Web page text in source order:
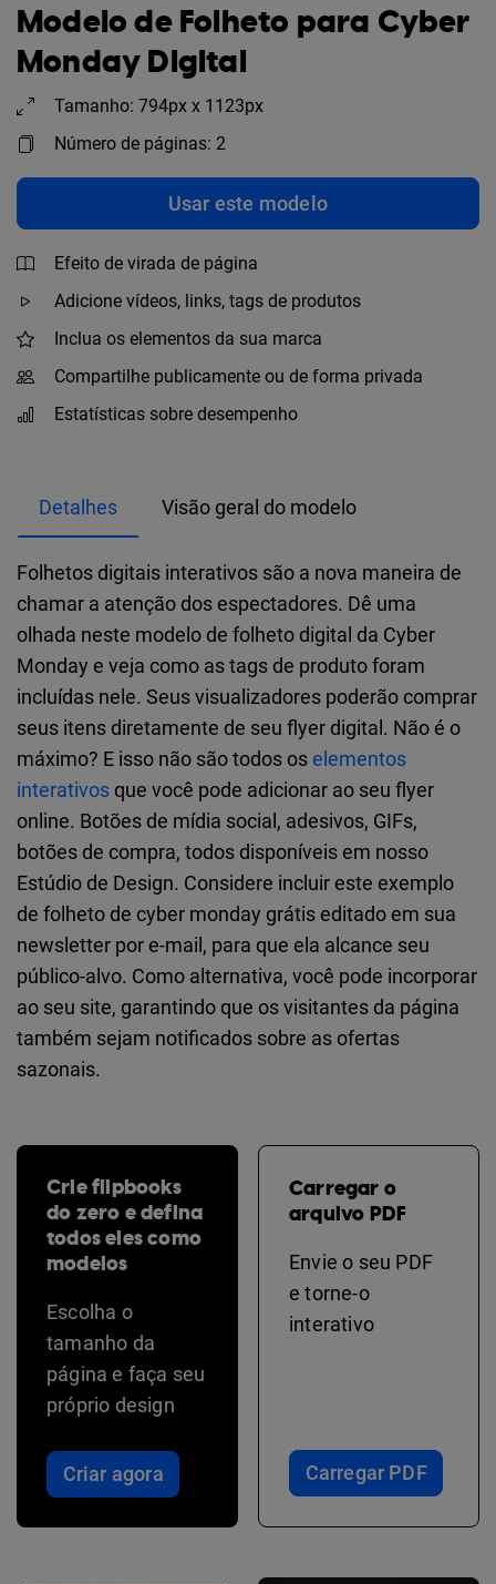
Modelo de Folheto para Cyber
Monday Digital
Tamanho: 794px x 1123px
Número de páginas: 2
Usar este modelo
Efeito de virada de página
Adicione vídeos, links, tags de produtos
Inclua os elementos da sua marca
Compartilhe publicamente ou de forma privada
Estatísticas sobre desempenho
Detalhes Visão geral do modelo
Folhetos digitais interativos são a nova maneira de
chamar a atenção dos espectadores. Dê uma
olhada neste modelo de folheto digital da Cyber
Monday e veja como as tags de produto foram
incluídas nele. Seus visualizadores poderão comprar
seus itens diretamente de seu flyer digital. Não é o
máximo? E isso não são todos os elementos
interativos que você pode adicionar ao seu flyer
online. Botões de mídia social, adesivos, GIFs,
botões de compra, todos disponíveis em nosso
Estúdio de Design. Considere incluir este exemplo
de folheto de cyber monday grátis editado em sua
newsletter por e-mail, para que ela alcance seu
público-alvo. Como alternativa, você pode incorporar
ao seu site, garantindo que os visitantes da página
também sejam notificados sobre as ofertas
sazonais.
Crie flipbooks
do zero e defina
todos eles como
modelos
Escolha o
tamanho da
página e faça seu
próprio design
Criar agora
Carregar o
arquivo PDF
Envie o seu PDF
e torne-o
interativo
Carregar PDF